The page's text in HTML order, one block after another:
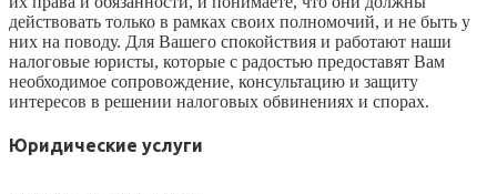
действовать только в рамках своих полномочий, и не быть у
них на поводу. Для Вашего спокойствия и работают наши
налоговые юристы, которые с радостью предоставят Вам
необходимое сопровождение, консультацию и защиту
интересов в решении налоговых обвинениях и спорах.
Юридические услуги